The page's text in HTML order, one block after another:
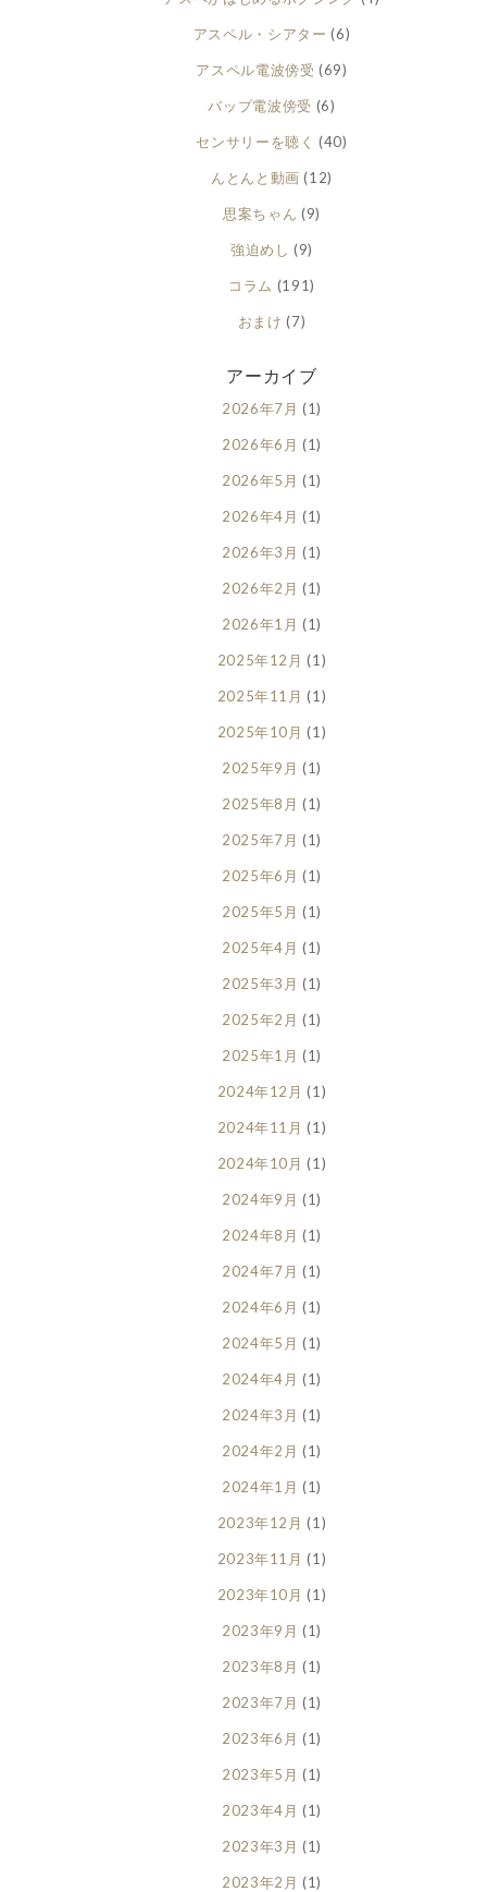
アスペル・シアター (6)
アスペル電波傍受 (69)
バップ電波傍受 (6)
センサリーを聴く (40)
んとんと動画 (12)
思案ちゃん (9)
強迫めし (9)
コラム (191)
おまけ (7)
アーカイブ
2026年7月 (1)
2026年6月 (1)
2026年5月 (1)
2026年4月 (1)
2026年3月 (1)
2026年2月 (1)
2026年1月 (1)
2025年12月 (1)
2025年11月 (1)
2025年10月 (1)
2025年9月 (1)
2025年8月 (1)
2025年7月 (1)
2025年6月 (1)
2025年5月 (1)
2025年4月 (1)
2025年3月 (1)
2025年2月 (1)
2025年1月 (1)
2024年12月 (1)
2024年11月 (1)
2024年10月 (1)
2024年9月 (1)
2024年8月 (1)
2024年7月 (1)
2024年6月 (1)
2024年5月 (1)
2024年4月 (1)
2024年3月 (1)
2024年2月 (1)
2024年1月 (1)
2023年12月 (1)
2023年11月 (1)
2023年10月 (1)
2023年9月 (1)
2023年8月 (1)
2023年7月 (1)
2023年6月 (1)
2023年5月 (1)
2023年4月 (1)
2023年3月 (1)
2023年2月 (1)